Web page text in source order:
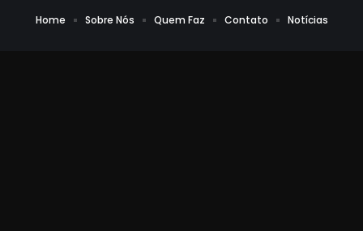
Home Sobre Nós Quem Faz Contato Notícias